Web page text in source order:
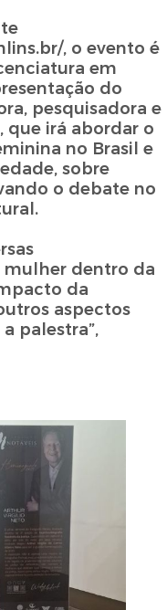
, o evento é
em
do
pesquisadora e
que irá abordar o
no Brasil e
sobre
o debate no
mulher dentro da
da
aspectos
palestra”,